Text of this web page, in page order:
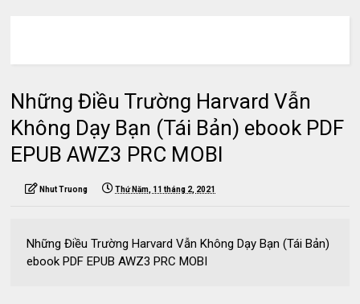
Những Điều Trường Harvard Vẫn
Không Dạy Bạn (Tái Bản) ebook PDF
EPUB AWZ3 PRC MOBI
Nhut Truong Thứ Năm, 11 tháng 2, 2021
Những Điều Trường Harvard Vẫn Không Dạy Bạn (Tái Bản)
ebook PDF EPUB AWZ3 PRC MOBI